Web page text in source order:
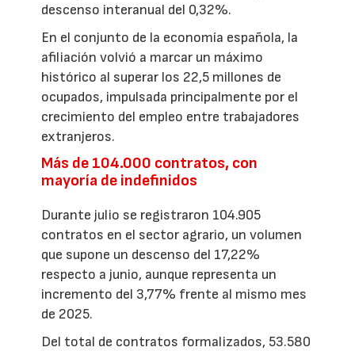
descenso interanual del 0,32%.
En el conjunto de la economía española, la
afiliación volvió a marcar un máximo
histórico al superar los 22,5 millones de
ocupados, impulsada principalmente por el
crecimiento del empleo entre trabajadores
extranjeros.
Más de 104.000 contratos, con
mayoría de indefinidos
Durante julio se registraron 104.905
contratos en el sector agrario, un volumen
que supone un descenso del 17,22%
respecto a junio, aunque representa un
incremento del 3,77% frente al mismo mes
de 2025.
Del total de contratos formalizados, 53.580